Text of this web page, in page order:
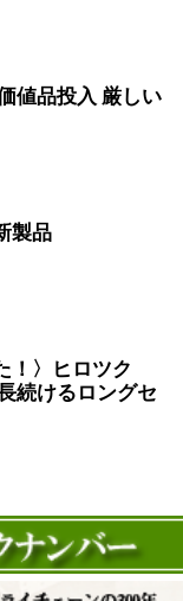
値品投入 厳しい
製品
！〉ヒロツク
続けるロングセ